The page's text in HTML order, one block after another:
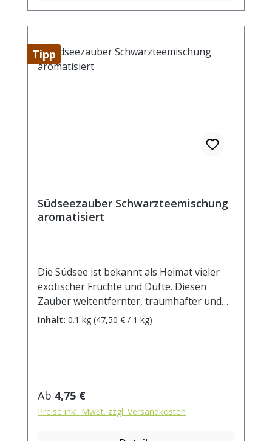
Tipp
Südseezauber Schwarzteemischung
aromatisiert
Die Südsee ist bekannt als Heimat vieler
exotischer Früchte und Düfte. Diesen
Zauber weitentfernter, traumhafter und
sonnenverwöhnter Plätze fängt diese
für einen Moment aus dem Alltag.Zutaten:
schwarzer Tee, Aroma, Rosenblüten,
Sonnenblumenblüten, Kornblumenblüten
Inhalt: 0.1 kg (47,50 € / 1 kg)
Regulärer Preis:
Ab 4,75 €
Preise inkl. MwSt. zzgl. Versandkosten